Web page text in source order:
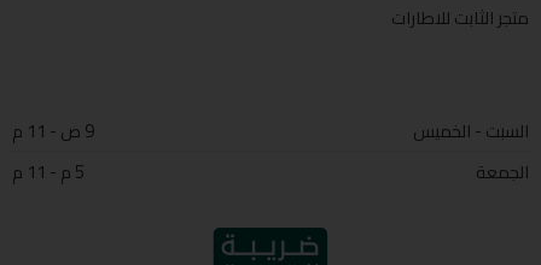
متجر الثابت للاطارات
السبت - الخميس
9 ص - 11 م
الجمعة
5 م - 11 م